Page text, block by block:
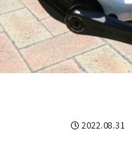
2022.08.31